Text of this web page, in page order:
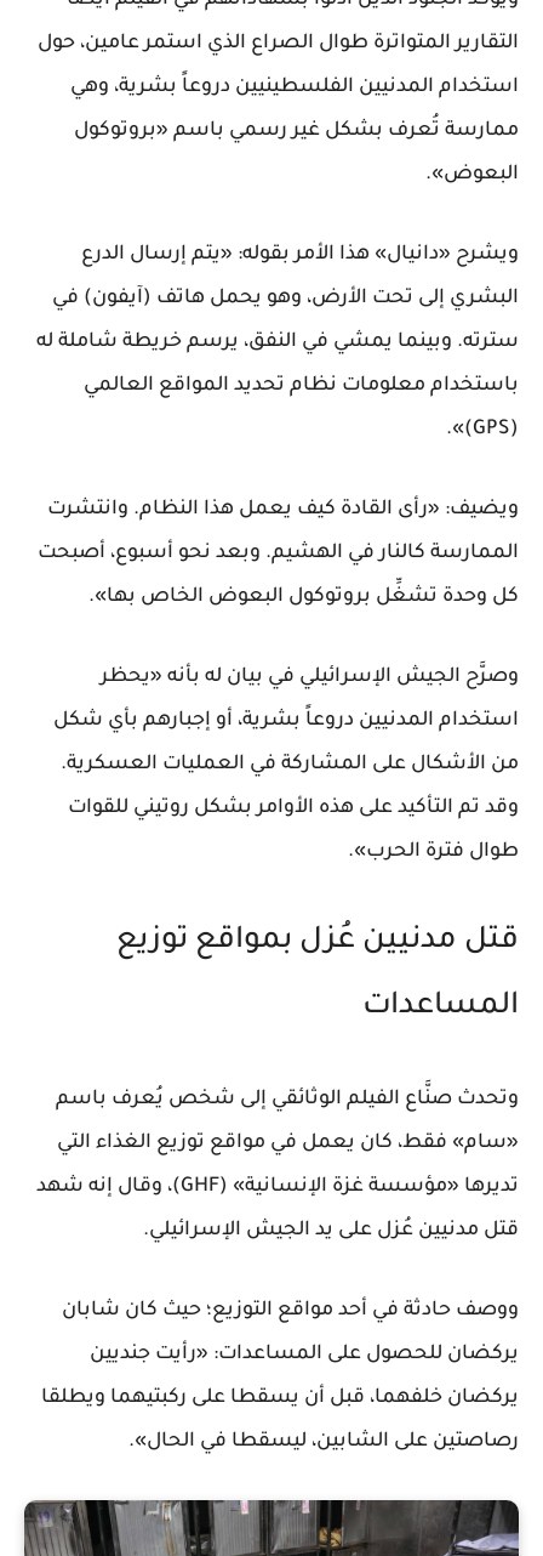
التقارير المتواترة طوال الصراع الذي استمر عامين، حول
استخدام المدنيين الفلسطينيين دروعاً بشرية، وهي
ممارسة تُعرف بشكل غير رسمي باسم «بروتوكول
البعوض».
ويشرح «دانيال» هذا الأمر بقوله: «يتم إرسال الدرع
البشري إلى تحت الأرض، وهو يحمل هاتف (آيفون) في
سترته. وبينما يمشي في النفق، يرسم خريطة شاملة له
باستخدام معلومات نظام تحديد المواقع العالمي
(GPS)».
ويضيف: «رأى القادة كيف يعمل هذا النظام. وانتشرت
الممارسة كالنار في الهشيم. وبعد نحو أسبوع، أصبحت
كل وحدة تشغِّل بروتوكول البعوض الخاص بها».
وصرَّح الجيش الإسرائيلي في بيان له بأنه «يحظر
استخدام المدنيين دروعاً بشرية، أو إجبارهم بأي شكل
من الأشكال على المشاركة في العمليات العسكرية.
وقد تم التأكيد على هذه الأوامر بشكل روتيني للقوات
طوال فترة الحرب».
قتل مدنيين عُزل بمواقع توزيع
المساعدات
وتحدث صنَّاع الفيلم الوثائقي إلى شخص يُعرف باسم
«سام» فقط، كان يعمل في مواقع توزيع الغذاء التي
تديرها «مؤسسة غزة الإنسانية» (GHF)، وقال إنه شهد
قتل مدنيين عُزل على يد الجيش الإسرائيلي.
ووصف حادثة في أحد مواقع التوزيع؛ حيث كان شابان
يركضان للحصول على المساعدات: «رأيت جنديين
يركضان خلفهما، قبل أن يسقطا على ركبتيهما ويطلقا
رصاصتين على الشابين، ليسقطا في الحال».